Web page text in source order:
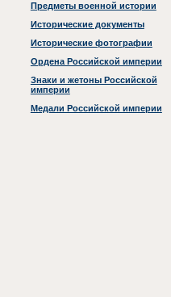
Предметы военной истории
Исторические документы
Исторические фотографии
Ордена Российской империи
Знаки и жетоны Российской
империи
Медали Российской империи